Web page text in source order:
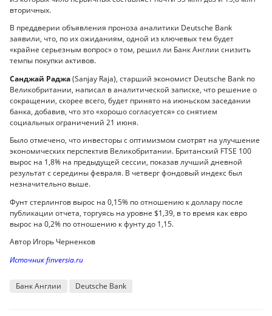
вторичных.
В преддверии объявления проноза аналитики Deutsche Bank
заявили, что, по их ожиданиям, одной из ключевых тем будет
«крайне серьезным вопрос» о том, решил ли Банк Англии снизить
темпы покупки активов.
Санджай Раджа(Sanjay Raja), старший экономист Deutsche Bank по
Великобритании, написал в аналитической записке, что решение о
сокращении, скорее всего, будет принято на июньском заседании
банка, добавив, что это «хорошо согласуется» со снятием
социальных ограничений 21 июня.
Было отмечено, что инвесторы с оптимизмом смотрят на улучшение
экономических перспектив Великобритании. Британский FTSE 100
вырос на 1,8% на предыдущей сессии, показав лучший дневной
результат с середины февраля. В четверг фондовый индекс был
незначительно выше.
Фунт стерлингов вырос на 0,15% по отношению к доллару после
публикации отчета, торгуясь на уровне $1,39, в то время как евро
вырос на 0,2% по отношению к фунту до 1,15.
Автор Игорь Черненков
Источник finversia.ru
Банк Англии Deutsche Bank